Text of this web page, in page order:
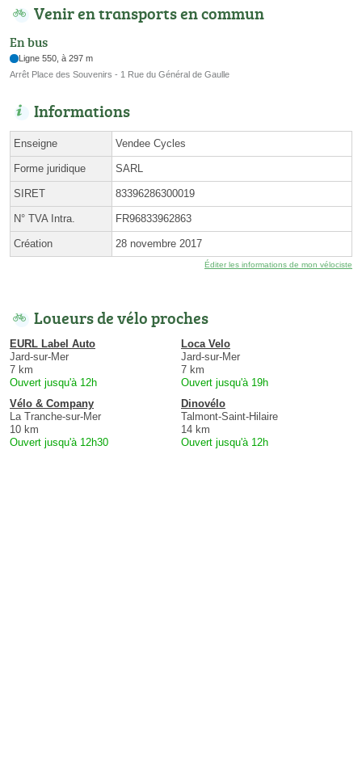
Venir en transports en commun
En bus
Ligne 550, à 297 m
Arrêt Place des Souvenirs - 1 Rue du Général de Gaulle
Informations
Enseigne Vendee Cycles
Forme juridique SARL
SIRET 83396286300019
N° TVA Intra. FR96833962863
Création 28 novembre 2017
Éditer les informations de mon vélociste
Loueurs de vélo proches
EURL Label Auto
Jard-sur-Mer
7 km
Ouvert jusqu'à 12h
Loca Velo
Jard-sur-Mer
7 km
Ouvert jusqu'à 19h
Vélo & Company
La Tranche-sur-Mer
10 km
Ouvert jusqu'à 12h30
Dinovélo
Talmont-Saint-Hilaire
14 km
Ouvert jusqu'à 12h